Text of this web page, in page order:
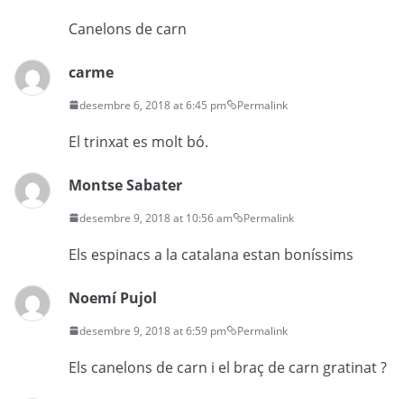
Canelons de carn
carme
desembre 6, 2018 at 6:45 pm Permalink
El trinxat es molt bó.
Montse Sabater
desembre 9, 2018 at 10:56 am Permalink
Els espinacs a la catalana estan boníssims
Noemí Pujol
desembre 9, 2018 at 6:59 pm Permalink
Els canelons de carn i el braç de carn gratinat ?